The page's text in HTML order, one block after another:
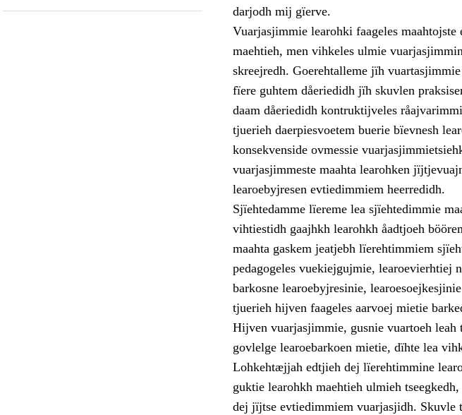
darjodh mij gïerve.
Vuarjasjimmie learohki faageles
maehtieh, men vihkeles ulmie
skreejredh. Goerehtalleme jïh
fïere guhtem dåeriedidh jïh skuvlen
daam dåeriedidh kontruktijveles
tjuerieh daerpiesvoetem buerie bïevnesh
konsekvenside ovmessie
vuarjasjimmeste maahta learohken
learoebyjresen evtiedimmiem heerredidh.
Sjïehtedamme lïereme lea sjïehtedimmie
vihtiestidh gaajhkh learohkh åadtjoeh
maahta gaskem jeatjebh lïerehtimmiem
pedagogeles vuekiejgujmie, learoevierhtiej
barkosne learoebyjresinie,
tjuerieh hijven faageles aarvoej mietie
Hijven vuarjasjimmie, gusnie vuartoeh
govlelge learoebarkoen mietie, dïhte lea
Lohkehtæjjah edtjieh dej lïerehtimmine
guktie learohkh maehtieh ulmieh
dej jïjtse evtiedimmiem vuarjasjidh. Skuvle